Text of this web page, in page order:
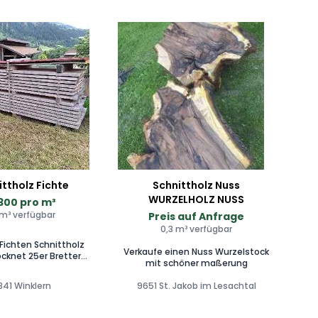
Fichte
pro m³
verfügbar
Schnittholz
25er Bretter
5*8
Winklern
Schnittholz Nuss
WURZELHOLZ NUSS
Preis auf Anfrage
0,3 m³ verfügbar
Verkaufe einen Nuss Wurzelstock
mit schöner maßerung
9651 St. Jakob im Lesachtal